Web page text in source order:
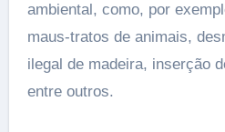
ambiental, como, por
maus-tratos de animais,
ilegal de madeira, inserção
entre outros.